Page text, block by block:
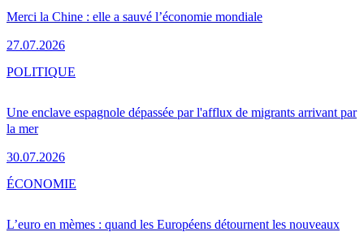
Merci la Chine : elle a sauvé l’économie mondiale
27.07.2026
Une enclave espagnole dépassée par l'afflux de migrants arrivant par
la mer
30.07.2026
POLITIQUE
L’euro en mèmes : quand les Européens détournent les nouveaux
ÉCONOMIE